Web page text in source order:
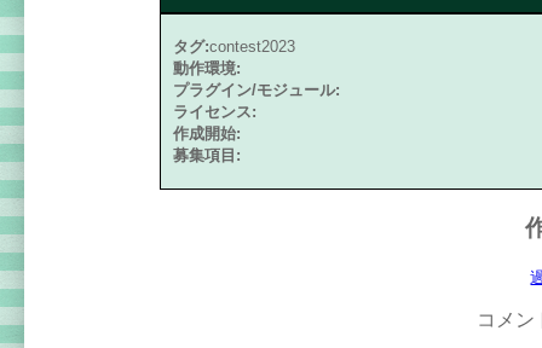
タグ:contest2023
動作環境:
プラグイン/モジュール:
ライセンス:
作成開始:
募集項目:
コメン